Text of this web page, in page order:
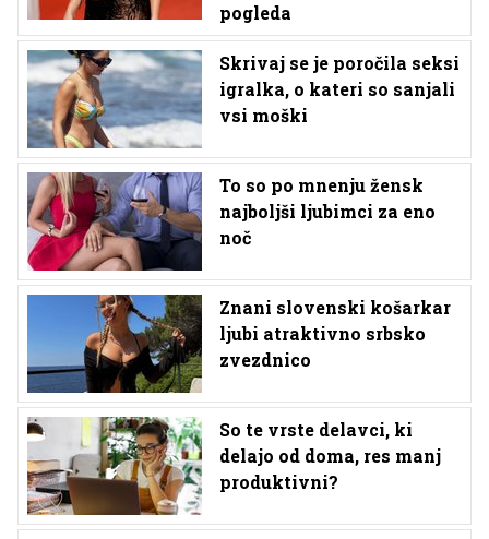
pogleda
Skrivaj se je poročila seksi
igralka, o kateri so sanjali
vsi moški
To so po mnenju žensk
najboljši ljubimci za eno
noč
Znani slovenski košarkar
ljubi atraktivno srbsko
zvezdnico
So te vrste delavci, ki
delajo od doma, res manj
produktivni?